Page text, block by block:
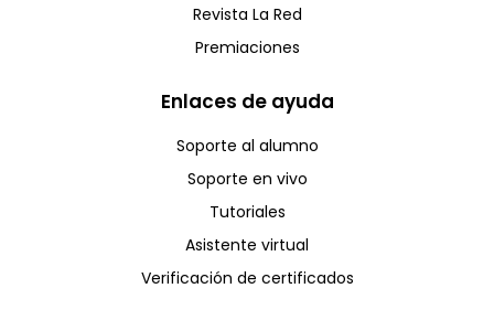
Revista La Red
Premiaciones
Enlaces de ayuda
Soporte al alumno
Soporte en vivo
Tutoriales
Asistente virtual
Verificación de certificados